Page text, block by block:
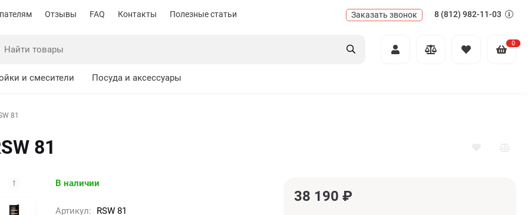
Отзывы FAQ Контакты Полезные статьи Заказать звонок 8 (812) 982-11-03
0
и смесители Посуда и аксессуары
81
81
В наличии
Артикул:
RSW 81
38 190 ₽